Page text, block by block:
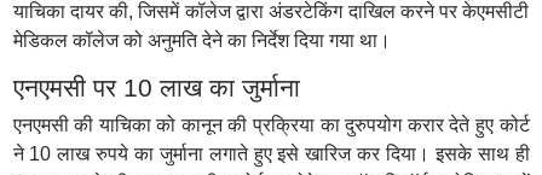
याचिका दायर की, जिसमें कॉलेज द्वारा अंडरटेकिंग दाखिल करने पर केएमसीटी
मेडिकल कॉलेज को अनुमति देने का निर्देश दिया गया था।
एनएमसी पर 10 लाख का जुर्माना
एनएमसी की याचिका को कानून की प्रक्रिया का दुरुपयोग करार देते हुए कोर्ट
ने 10 लाख रुपये का जुर्माना लगाते हुए इसे खारिज कर दिया। इसके साथ ही